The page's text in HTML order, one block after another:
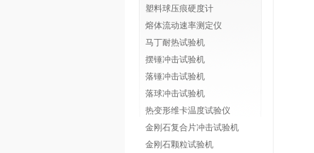
塑料球压痕硬度计
熔体流动速率测定仪
马丁耐热试验机
摆锤冲击试验机
落锤冲击试验机
落球冲击试验机
热变形维卡温度试验仪
金刚石复合片冲击试验机
金刚石颗粒试验机